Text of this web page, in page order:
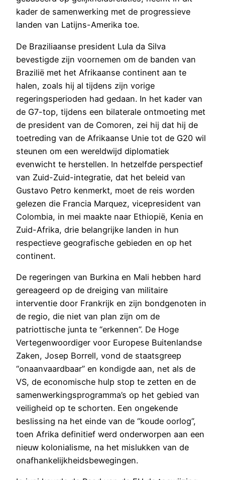
kader de samenwerking met de progressieve
landen van Latijns-Amerika toe.
De Braziliaanse president Lula da Silva
bevestigde zijn voornemen om de banden van
Brazilië met het Afrikaanse continent aan te
halen, zoals hij al tijdens zijn vorige
regeringsperioden had gedaan. In het kader van
de G7-top, tijdens een bilaterale ontmoeting met
de president van de Comoren, zei hij dat hij de
toetreding van de Afrikaanse Unie tot de G20 wil
steunen om een wereldwijd diplomatiek
evenwicht te herstellen. In hetzelfde perspectief
van Zuid-Zuid-integratie, dat het beleid van
Gustavo Petro kenmerkt, moet de reis worden
gelezen die Francia Marquez, vicepresident van
Colombia, in mei maakte naar Ethiopië, Kenia en
Zuid-Afrika, drie belangrijke landen in hun
respectieve geografische gebieden en op het
continent.
De regeringen van Burkina en Mali hebben hard
gereageerd op de dreiging van militaire
interventie door Frankrijk en zijn bondgenoten in
de regio, die niet van plan zijn om de
patriottische junta te “erkennen”. De Hoge
Vertegenwoordiger voor Europese Buitenlandse
Zaken, Josep Borrell, vond de staatsgreep
“onaanvaardbaar” en kondigde aan, net als de
VS, de economische hulp stop te zetten en de
samenwerkingsprogramma’s op het gebied van
veiligheid op te schorten. Een ongekende
beslissing na het einde van de “koude oorlog”,
toen Afrika definitief werd onderworpen aan een
nieuw kolonialisme, na het mislukken van de
onafhankelijkheidsbewegingen.